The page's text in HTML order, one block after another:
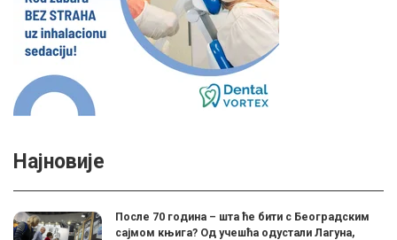
Најновије
После 70 година – шта ће бити с Београдским
сајмом књига? Од учешћа одустали Лагуна,